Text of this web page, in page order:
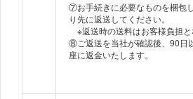
⑦お手続きに必要なものを梱包
り先に返送してください。
※返送時の送料はお客様負担と
⑧ご返送を当社が確認後、90日
座に返金いたします。